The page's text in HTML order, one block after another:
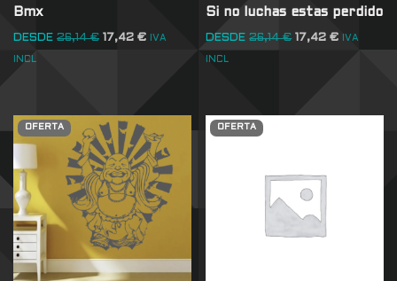
Bmx
DESDE 26,14€ 17,42 € IVA
INCL
Si no luchas estas perdido
DESDE 26,14€ 17,42€ IVA
INCL
OFERTA OFERTA